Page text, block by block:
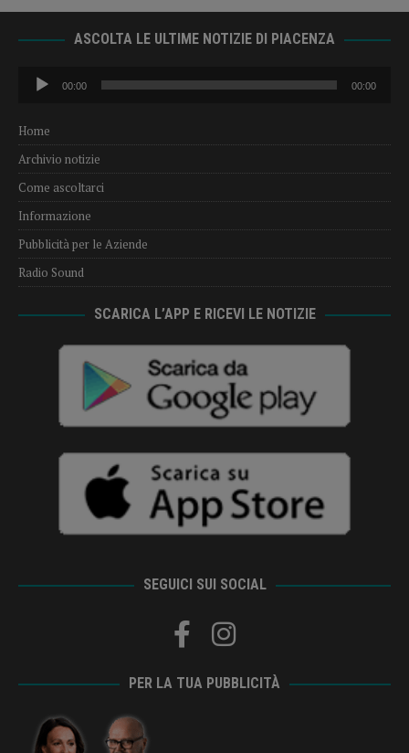
ASCOLTA LE ULTIME NOTIZIE DI PIACENZA
Audio
Player
00:00 00:00
Home
Archivio notizie
Come ascoltarci
Informazione
Pubblicità per le Aziende
Radio Sound
SCARICA L’APP E RICEVI LE NOTIZIE
SEGUICI SUI SOCIAL
PER LA TUA PUBBLICITÀ